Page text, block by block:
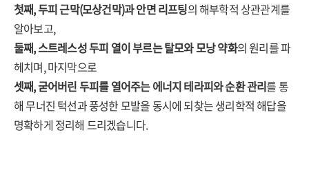
첫째, 두피 근막(모상건막)과 안면 리프팅의 해부학적 상관관계를
알아보고,
둘째, 스트레스성 두피 열이 부르는 탈모와 모낭 약화의 원리를 파
헤치며, 마지막으로
셋째, 굳어버린 두피를 열어주는 에너지 테라피와 순환 관리를 통
해 무너진 턱선과 풍성한 모발을 동시에 되찾는 생리학적 해답을
명확하게 정리해 드리겠습니다.